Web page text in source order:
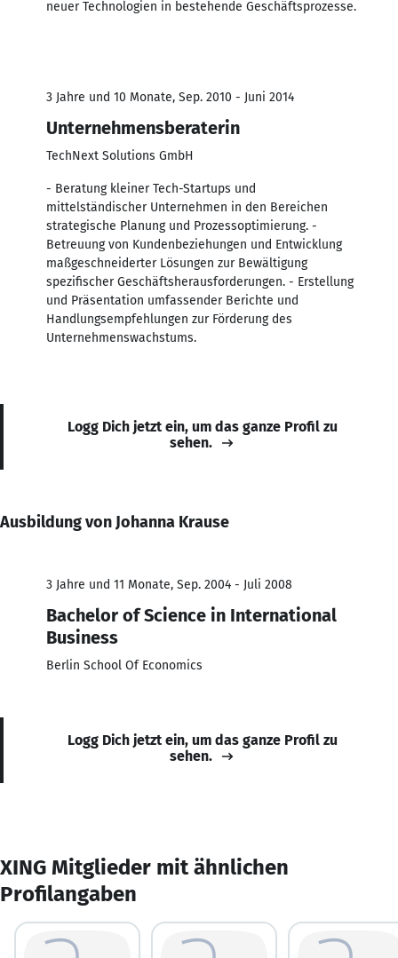
neuer Technologien in bestehende Geschäftsprozesse.
3 Jahre und 10 Monate, Sep. 2010 - Juni 2014
Unternehmensberaterin
TechNext Solutions GmbH
- Beratung kleiner Tech-Startups und
mittelständischer Unternehmen in den Bereichen
strategische Planung und Prozessoptimierung. -
Betreuung von Kundenbeziehungen und Entwicklung
maßgeschneiderter Lösungen zur Bewältigung
spezifischer Geschäftsherausforderungen. - Erstellung
und Präsentation umfassender Berichte und
Handlungsempfehlungen zur Förderung des
Unternehmenswachstums.
Logg Dich jetzt ein, um das ganze Profil zu
sehen.
Ausbildung von Johanna Krause
3 Jahre und 11 Monate, Sep. 2004 - Juli 2008
Bachelor of Science in International
Business
Berlin School Of Economics
Logg Dich jetzt ein, um das ganze Profil zu
sehen.
XING Mitglieder mit ähnlichen
Profilangaben